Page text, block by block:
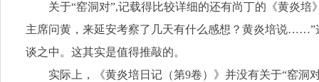
关于“窑洞对”,记载得比较详细的还有尚丁的《黄炎
主席问黄，来延安考察了几天有什么感想？黄炎培说……”
谈之中。这其实是值得推敲的。
实际上，《黄炎培日记（第9卷）》并没有关于“窑